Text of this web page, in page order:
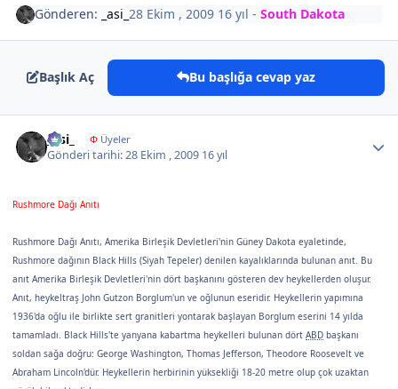
Gönderen: _asi_28 Ekim , 2009 16 yıl -South Dakota
Başlık Aç Bu başlığa cevap yaz
_asi_ ΦÜyeler
Gönderi tarihi:28 Ekim , 2009 16 yıl
Rushmore Dağı Anıtı
Rushmore Dağı Anıtı, Amerika Birleşik Devletleri'nin Güney Dakota eyaletinde,
Rushmore dağının Black Hills (Siyah Tepeler) denilen kayalıklarında bulunan anıt. Bu
anıt Amerika Birleşik Devletleri'nin dört başkanını gösteren dev heykellerden oluşur.
Anıt, heykeltraş John Gutzon Borglum'un ve oğlunun eseridir. Heykellerin yapımına
1936'da oğlu ile birlikte sert granitleri yontarak başlayan Borglum eserini 14 yılda
tamamladı. Black Hills'te yanyana kabartma heykelleri bulunan dört ABD başkanı
soldan sağa doğru: George Washington, Thomas Jefferson, Theodore Roosevelt ve
Abraham Lincoln'dür. Heykellerin herbirinin yüksekliği 18-20 metre olup çok uzaktan